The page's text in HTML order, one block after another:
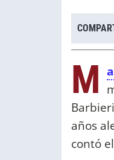
M
años
contó